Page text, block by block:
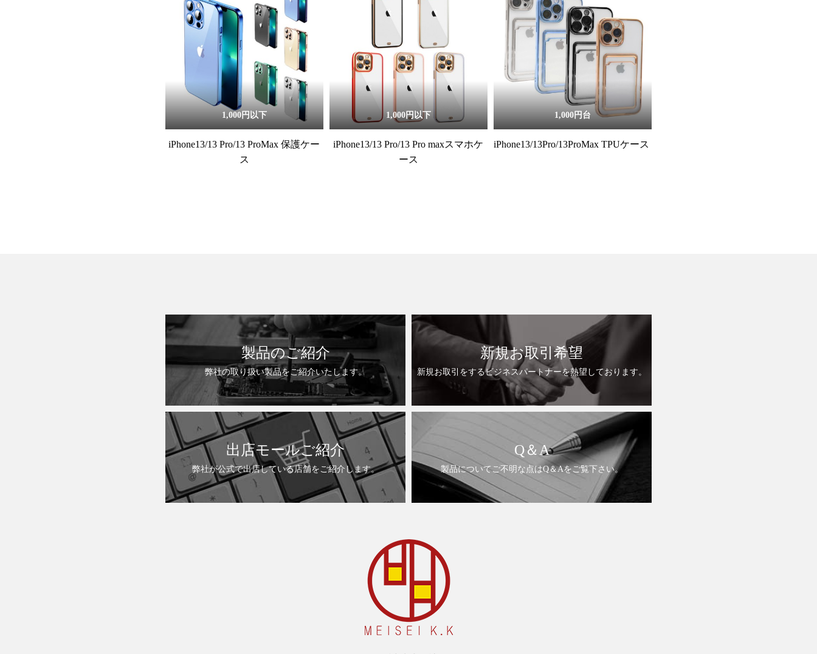
1,000円以下
iPhone13/13 Pro/13 ProMax 保護ケー
ス
1,000円以下
iPhone13/13 Pro/13 Pro maxスマホケ
ース
1,000円台
iPhone13/13Pro/13ProMax TPUケース
製品のご紹介
弊社の取り扱い製品をご紹介いたします。
新規お取引希望
新規お取引をするビジネスパートナーを熱望しております。
出店モールご紹介
弊社が公式で出店している店舗をご紹介します。
Q＆A
製品についてご不明な点はQ＆Aをご覧下さい。